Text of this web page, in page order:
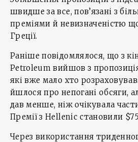
швидше за все, пов’язані з
преміями й невизначеністю
Греції.
Раніше повідомлялося, що з
Petroleum вийшов з
які вже мало хто
йшлося про непогані обсяги,
дав менше, ніж очікувала
Премії з Hellenic становили
Через використання